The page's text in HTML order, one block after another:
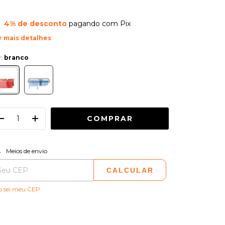
4% de descontopagando com Pix
mais detalhes
branco
para o CEP:
Meios de envio
CALCULAR
sei meu CEP